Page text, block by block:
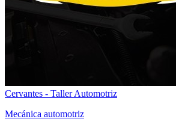
Cervantes - Taller Automotriz
Mecánica automotriz